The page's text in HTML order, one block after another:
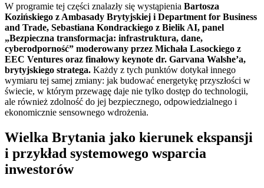
W programie tej części znalazły się wystąpienia Bartosza
Kozińskiego z Ambasady Brytyjskiej i Department for Business
and Trade, Sebastiana Kondrackiego z Bielik AI, panel
„Bezpieczna transformacja: infrastruktura, dane,
cyberodporność” moderowany przez Michała Lasockiego z
EEC Ventures oraz finałowy keynote dr. Garvana Walshe’a,
brytyjskiego stratega. Każdy z tych punktów dotykał innego
wymiaru tej samej zmiany: jak budować energetykę przyszłości w
świecie, w którym przewagę daje nie tylko dostęp do technologii,
ale również zdolność do jej bezpiecznego, odpowiedzialnego i
ekonomicznie sensownego wdrożenia.
Wielka Brytania jako kierunek ekspansji
i przykład systemowego wsparcia
inwestorów